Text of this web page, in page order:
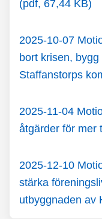
(pdf, 67,44 KB)
2025-10-07
bort krisen,
Staffanstorps
2025-11-04
åtgärder för mer
2025-12-10
stärka
utbyggnaden av